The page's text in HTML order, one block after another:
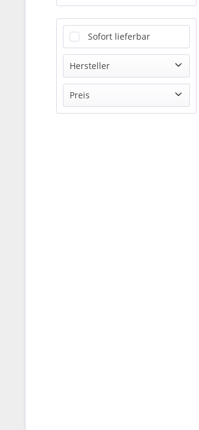
Sofort lieferbar
Hersteller
Monnaie de Paris
Münze Deutschland
Preis